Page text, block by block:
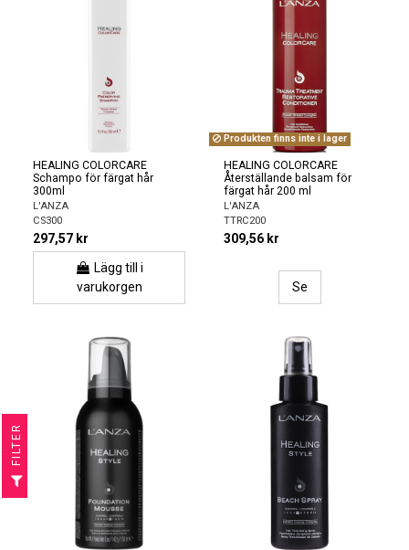
HEALING COLORCARE
Schampo för färgat hår
300ml
L'ANZA
CS300
297,57 kr
Lägg till i
varukorgen
Produkten finns inte i lager
HEALING COLORCARE
Återställande balsam för
färgat hår 200 ml
L'ANZA
TTRC200
309,56 kr
Se
R